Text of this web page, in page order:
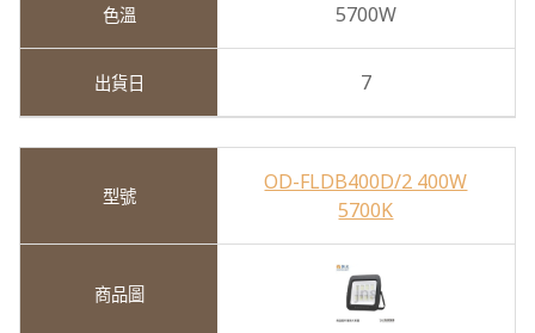
5700W
7
OD-FLDB400D/2 400W
5700K